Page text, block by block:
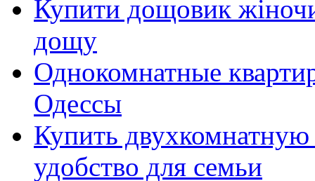
Купити дощовик
дощу
Однокомнатные
Одессы
Купить
удобство для семьи